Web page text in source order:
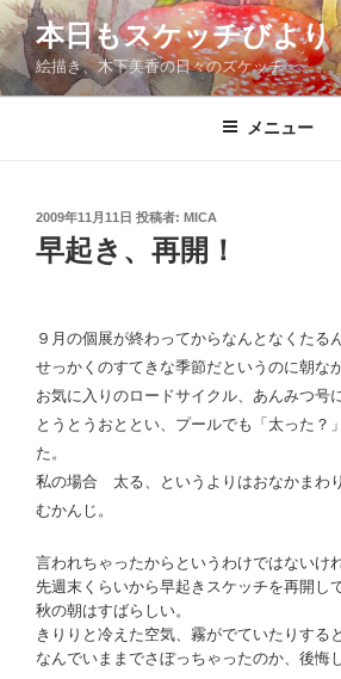
コ
ン
テ
ン
本日もスケッチびより
絵描き、木下美香の日々のスケッチ
メニュー
投
稿
日:
2009年11月11日 投稿者: MICA
早起き、再開！
９月の個展が終わってからなんとなくたる
せっかくのすてきな季節だというのに朝な
お気に入りのロードサイクル、あんみつ号
とうとうおととい、プールでも「太った？
た。
私の場合 太る、というよりはおなかまわ
むかんじ。
言われちゃったからというわけではないけ
先週末くらいから早起きスケッチを再開して
秋の朝はすばらしい。
きりりと冷えた空気、霧がでていたりする
なんでいままでさぼっちゃったのか、後悔